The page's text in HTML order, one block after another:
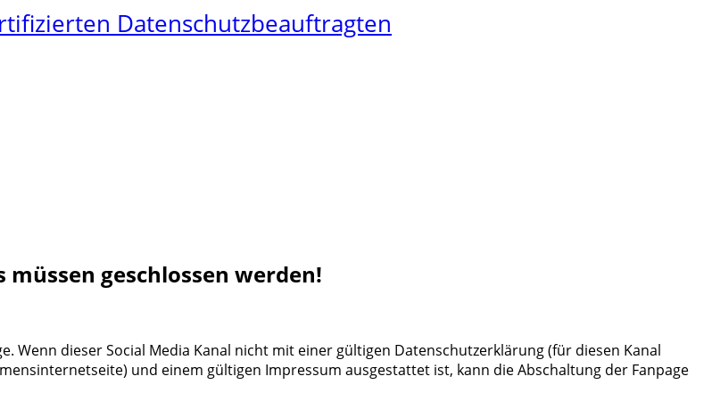
Datenschutzbeauftragten
müssen geschlossen werden!
Wenn dieser Social Media Kanal nicht mit einer gültigen Datenschutzerklärung (für diesen Kanal
und einem gültigen Impressum ausgestattet ist, kann die Abschaltung der Fanpage